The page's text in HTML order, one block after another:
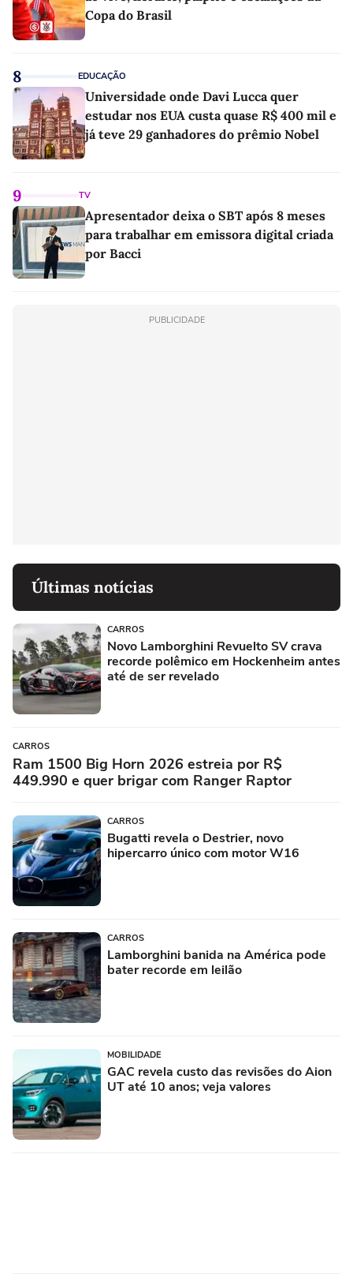
Copa do Brasil
8 EDUCAÇÃO
Universidade onde Davi Lucca quer
estudar nos EUA custa quase R$ 400 mil e
já teve 29 ganhadores do prêmio Nobel
9 TV
Apresentador deixa o SBT após 8 meses
para trabalhar em emissora digital criada
por Bacci
PUBLICIDADE
Últimas notícias
CARROS
Novo Lamborghini Revuelto SV crava
recorde polêmico em Hockenheim antes
até de ser revelado
CARROS
Ram 1500 Big Horn 2026 estreia por R$
449.990 e quer brigar com Ranger Raptor
CARROS
Bugatti revela o Destrier, novo
hipercarro único com motor W16
CARROS
Lamborghini banida na América pode
bater recorde em leilão
MOBILIDADE
GAC revela custo das revisões do Aion
UT até 10 anos; veja valores